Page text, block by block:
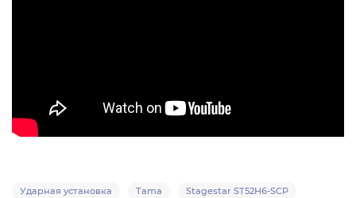
Ударная установка Tama Stagestar ST52H6-SCP